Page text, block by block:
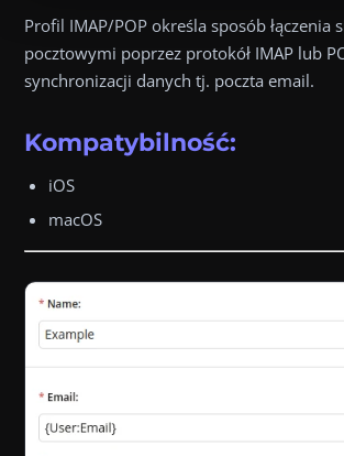
Profil IMAP/POP określa sposób łączenia
pocztowymi poprzez protokół IMAP lub
synchronizacji danych tj. poczta email.
Kompatybilność:
iOS
macOS